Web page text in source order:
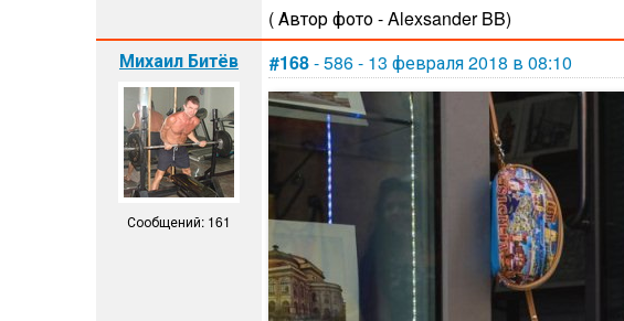
( Автор фото - Alexsander BB)
Михаил Битёв
Сообщений: 161
#168- 586 - 13 февраля 2018 в 08:10